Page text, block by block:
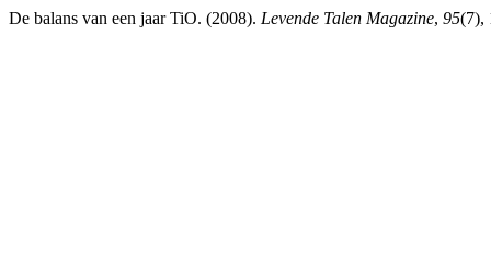
De balans van een jaar TiO. (2008). Levende Talen Magazine, 95(7),